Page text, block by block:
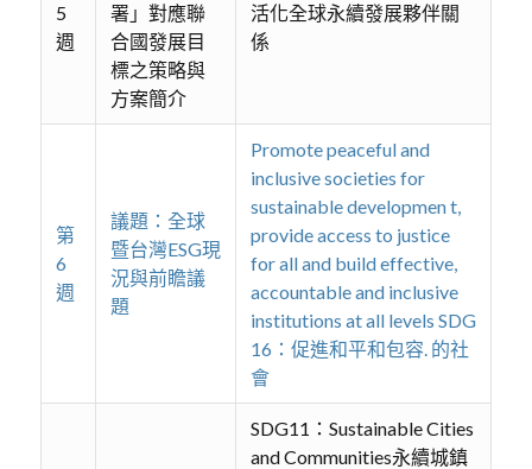
5
週
署」對應聯
合國發展目
標之策略與
方案簡介
活化全球永續發展夥伴關
係
第
6
週
議題：全球
暨台灣ESG現
況與前瞻議
題
Promote peaceful and
inclusive societies for
sustainable developmen t,
provide access to justice
for all and build effective,
accountable and inclusive
institutions at all levels SDG
16：促進和平和包容. 的社
會
SDG11：Sustainable Cities
and Communities永續城鎮